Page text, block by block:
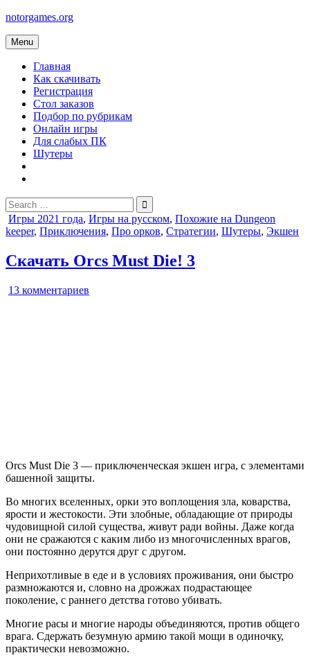
Skip
content
notorgames.org
Menu
Главная
Как скачивать
Регистрация
Стол заказов
Подбор по рубрикам
Онлайн игры
Для слабых ПК
Шутеры
Search
for:
Posted
in
Игры 2021 года, Игры на русском, Похожие на Dungeon
keeper, Приключения, Про орков, Стратегии, Шутеры, Экшен
Скачать Orcs Must Die! 3
13 комментариев
Orcs Must Die 3 — приключенческая экшен игра, с элементами
башенной защиты.
Во многих вселенных, орки это воплощения зла, коварства,
ярости и жестокости. Эти злобные, обладающие от природы
чудовищной силой существа, живут ради войны. Даже когда
они не сражаются с каким либо из многочисленных врагов,
они постоянно дерутся друг с другом.
Неприхотливые в еде и в условиях проживания, они быстро
размножаются и, словно на дрожжах подрастающее
поколение, с раннего детства готово убивать.
Многие расы и многие народы объединяются, против общего
врага. Сдержать безумную армию такой мощи в одиночку,
практически невозможно.